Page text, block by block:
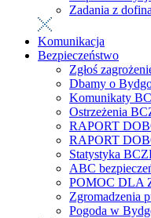
Zadania z
Komunikacja
Bezpieczeństwo
Zgłoś
Dbamy o
Komunikaty
Ostrzeżenia
RAPORT
RAPORT
Statystyka
ABC
POMOC DLA
Zgromadzenia
Pogoda w